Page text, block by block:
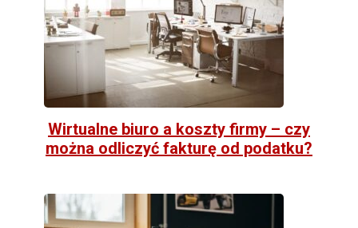
Wirtualne biuro a koszty firmy – czy
można odliczyć fakturę od podatku?